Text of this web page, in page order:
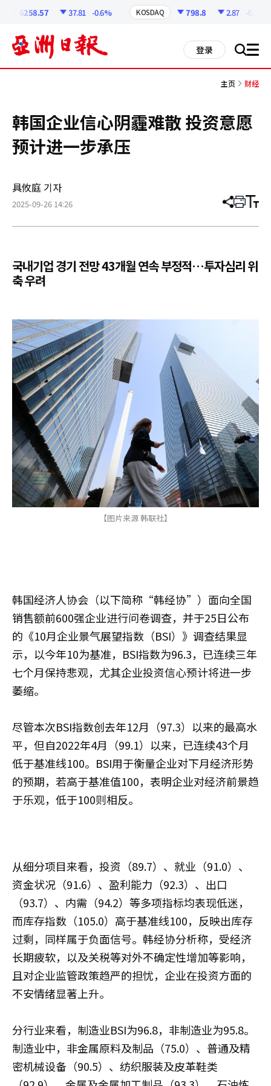
6258.57 37.81 -0.6% KOSDAQ 798.8 2.87 -0.36%
登录 搜 all
主页 财经
韩国企业信心阴霾难散 投资意愿
预计进一步承压
具攸庭 기자
2025-09-26 14:26 分
章
打 调
小
국내기업 경기 전망 43개월 연속 부정적…투자심리 위
축 우려
【图片来源 韩联社】
韩国经济人协会（以下简称“韩经协”）面向全国
销售额前600强企业进行问卷调查，并于25日公布
的《10月企业景气展望指数（BSI）》调查结果显
示，以今年10为基准，BSI指数为96.3，已连续三年
七个月保持悲观，尤其企业投资信心预计将进一步
萎缩。
尽管本次BSI指数创去年12月（97.3）以来的最高水
平，但自2022年4月（99.1）以来，已连续43个月
低于基准线100。BSI用于衡量企业对下月经济形势
的预期，若高于基准值100，表明企业对经济前景趋
于乐观，低于100则相反。
从细分项目来看，投资（89.7）、就业（91.0）、
资金状况（91.6）、盈利能力（92.3）、出口
（93.7）、内需（94.2）等多项指标均表现低迷，
而库存指数（105.0）高于基准线100，反映出库存
过剩，同样属于负面信号。韩经协分析称，受经济
长期疲软，以及关税等对外不确定性增加等影响，
且对企业监管政策趋严的担忧，企业在投资方面的
不安情绪显著上升。
分行业来看，制造业BSI为96.8，非制造业为95.8。
制造业中，非金属原料及制品（75.0）、普通及精
密机械设备（90.5）、纺织服装及皮革鞋类